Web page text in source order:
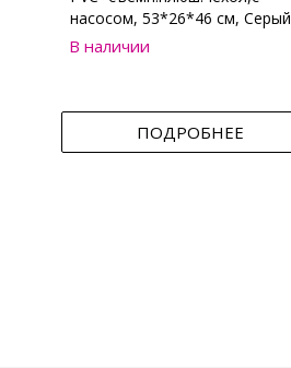
насосом, 53*26*46 см, Серый
В наличии
ПОДРОБНЕЕ